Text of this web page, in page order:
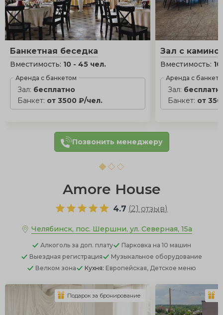
Банкетная беседка
Вместимость: 10 - 45 чел.
Аренда с банкетом
Зал: бесплатно
Банкет: от 3500 ₽/чел.
Зал с
Вместимость:
Аренда с
Зал:
Банкет: от
Позвонить менеджеру
Amore House
4.7 (21 отзыв)
Челябинск, пос. Шершни, ул. Северная, 15а
Алкоголь за доп. плату Парковка на 10 машин
Выездная регистрация
Музыкальное оборудование
Велком зона
Кухня: Европейская, Детское меню
Подарок за бронирование